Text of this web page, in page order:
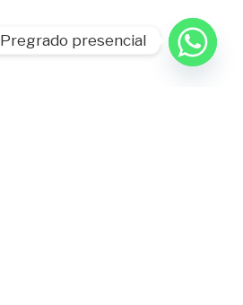
Pregrado presencial